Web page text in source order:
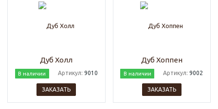
Дуб Холл
В наличии Артикул: 9010
ЗАКАЗАТЬ
Дуб Хоппен
В наличии Артикул:9002
ЗАКАЗАТЬ